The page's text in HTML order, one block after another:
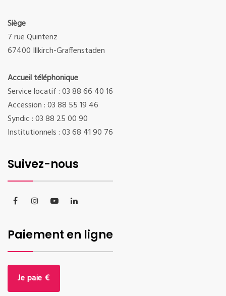
Siège
7 rue Quintenz
67400 Illkirch-Graffenstaden
Accueil téléphonique
Service locatif : 03 88 66 40 16
Accession : 03 88 55 19 46
Syndic : 03 88 25 00 90
Institutionnels : 03 68 41 90 76
Suivez-nous
Paiement en ligne
Je paie €